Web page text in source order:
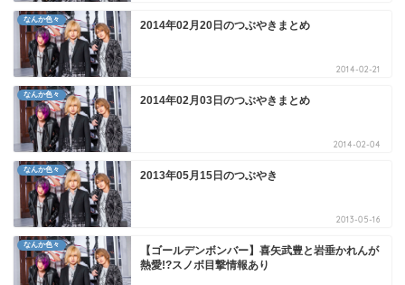
なんか色々 2014年02月20日のつぶやきまとめ
2014-02-21
なんか色々 2014年02月03日のつぶやきまとめ
2014-02-04
なんか色々 2013年05月15日のつぶやき
2013-05-16
なんか色々
【ゴールデンボンバー】喜矢武豊と岩垂かれんが
熱愛!?スノボ目撃情報あり